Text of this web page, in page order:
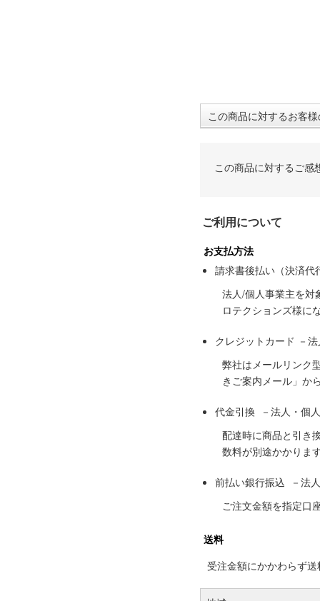
この商品に対するお客
この商品に対するご感
ご利用について
お支払方法
請求書後払い（決済代
法人/個人事業主を対
ロテクションズ様に
クレジットカード －
弊社はメールリンク
きご案内メール」か
代金引換 －法人・個
配達時に商品と引き
数料が別途かかりま
前払い銀行振込 －法
ご注文金額を指定口
送料
受注金額にかかわらず